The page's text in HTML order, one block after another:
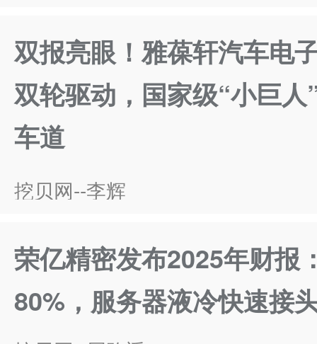
双报亮眼！雅葆轩汽车电
双轮驱动，国家级“小巨人
车道
挖贝网--李辉
荣亿精密发布2025年财报
80%，服务器液冷快速接